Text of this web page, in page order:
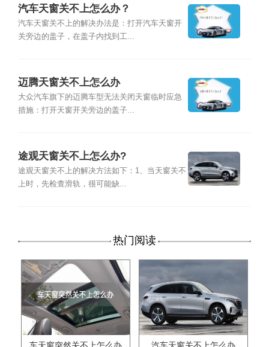
汽车天窗关不上怎么办？
汽车天窗关不上的解决办法是：打开汽车天窗开
关旁边的盖子，在盖子内找到工...
迈腾天窗关不上怎么办
大众汽车旗下的迈腾车型无法关闭天窗临时应急
措施：打开天窗开关旁边的盖子...
途观天窗关不上怎么办?
途观天窗关不上的解决方法如下：1、当天窗关不
上时，先检查滑轨，很可能缺...
热门阅读